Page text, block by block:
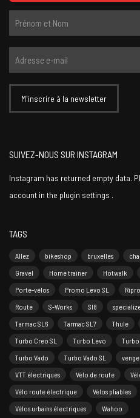
SUIVEZ-NOUS SUR INSTAGRAM
Instagram has returned empty data.
account in the plugin settings .
TAGS
Allez bikeshop bruxelles
Gravel
Home trainer Hotwalk
Porte-vélos
Promo Levo SL
Route
S-Works Sl8
Tarmac SL6
Tarmac SL7 Thule
Turbo Creo SL
Turbo Levo
Turbo Vado
Turbo Vado SL venge
VTT électriques
Vélo de route
Vélo route électrique
Vélos pliables
Vélos urbains électriques
Wahoo